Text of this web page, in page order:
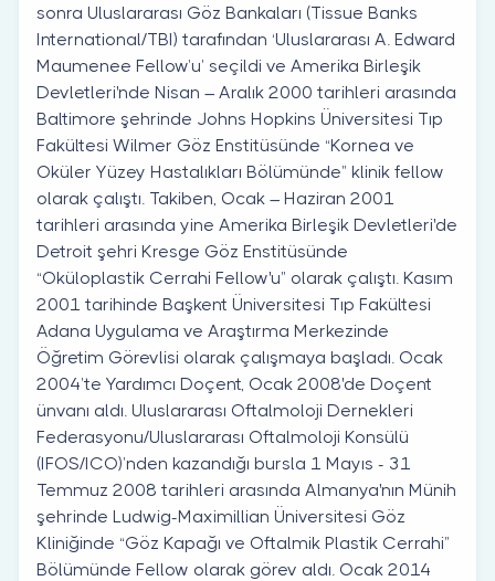
sonra Uluslararası Göz Bankaları (Tissue Banks
International/TBI) tarafından ‘Uluslararası A. Edward
Maumenee Fellow’u’ seçildi ve Amerika Birleşik
Devletleri'nde Nisan – Aralık 2000 tarihleri arasında
Baltimore şehrinde Johns Hopkins Üniversitesi Tıp
Fakültesi Wilmer Göz Enstitüsünde “Kornea ve
Oküler Yüzey Hastalıkları Bölümünde” klinik fellow
olarak çalıştı. Takiben, Ocak – Haziran 2001
tarihleri arasında yine Amerika Birleşik Devletleri'de
Detroit şehri Kresge Göz Enstitüsünde
“Oküloplastik Cerrahi Fellow'u” olarak çalıştı. Kasım
2001 tarihinde Başkent Üniversitesi Tıp Fakültesi
Adana Uygulama ve Araştırma Merkezinde
Öğretim Görevlisi olarak çalışmaya başladı. Ocak
2004’te Yardımcı Doçent, Ocak 2008'de Doçent
ünvanı aldı. Uluslararası Oftalmoloji Dernekleri
Federasyonu/Uluslararası Oftalmoloji Konsülü
(IFOS/ICO)’nden kazandığı bursla 1 Mayıs - 31
Temmuz 2008 tarihleri arasında Almanya'nın Münih
şehrinde Ludwig-Maximillian Üniversitesi Göz
Kliniğinde “Göz Kapağı ve Oftalmik Plastik Cerrahi”
Bölümünde Fellow olarak görev aldı. Ocak 2014